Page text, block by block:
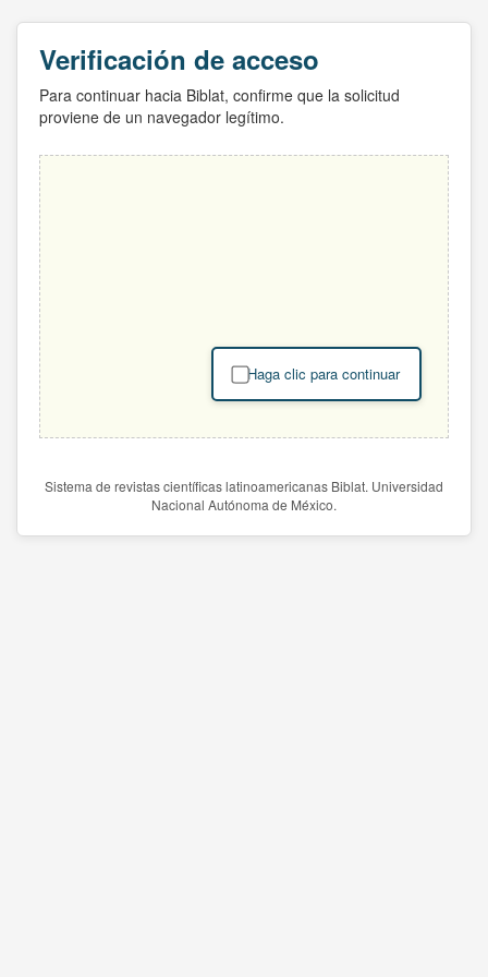
Verificación de acceso
Para continuar hacia Biblat, confirme que la solicitud
proviene de un navegador legítimo.
Haga clic para continuar
Sistema de revistas científicas latinoamericanas Biblat. Universidad
Nacional Autónoma de México.